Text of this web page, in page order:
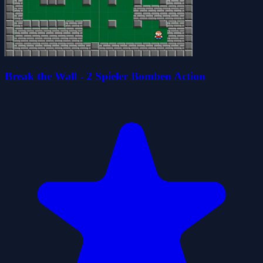
Break the Wall - 2 Spieler Bomben Action